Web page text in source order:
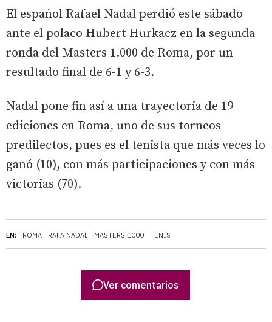
EN: ROMA RAFA NADAL MASTERS 1000 TENIS
El español Rafael Nadal perdió este sábado
ante el polaco Hubert Hurkacz en la segunda
ronda del Masters 1.000 de Roma, por un
resultado final de 6-1 y 6-3.
Nadal pone fin así a una trayectoria de 19
ediciones en Roma, uno de sus torneos
predilectos, pues es el tenista que más veces lo
ganó (10), con más participaciones y con más
victorias (70).
Ver comentarios